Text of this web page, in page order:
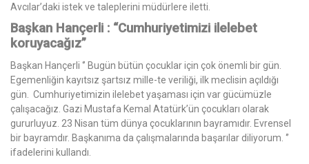
Avcılar’daki istek ve taleplerini müdürlere iletti.
Başkan Hançerli : “Cumhuriyetimizi ilelebet
koruyacağız”
Başkan Hançerli ‘’ Bugün bütün çocuklar için çok önemli bir gün.
Egemenliğin kayıtsız şartsız mille-te veriliği, ilk meclisin açıldığı
gün. Cumhuriyetimizin ilelebet yaşaması için var gücümüzle
çalışacağız. Gazi Mustafa Kemal Atatürk’ün çocukları olarak
gururluyuz. 23 Nisan tüm dünya çocuklarının bayramıdır. Evrensel
bir bayramdır. Başkanıma da çalışmalarında başarılar diliyorum. ‘’
ifadelerini kullandı.